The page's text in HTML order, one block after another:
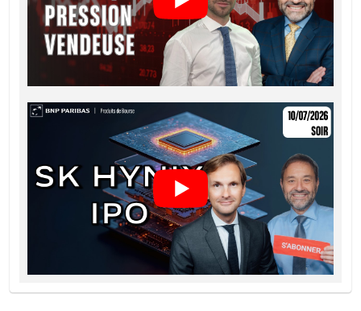
KEY INFORMATION DOCUMENTS
Key Information Document (FR)
Latest Product Quotes